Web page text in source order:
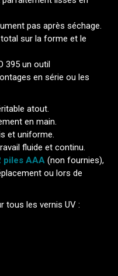
pas après séchage.
sur la forme et le
395 un outil
en série ou les
atout.
en main.
et uniforme.
fluide et continu.
piles AAA (non fournies),
ou lors de
tous les vernis UV :